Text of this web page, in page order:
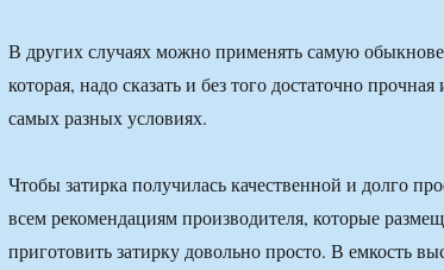
В других случаях можно применять самую
которая, надо сказать и без того достаточно
самых разных условиях.
Чтобы затирка получилась качественной и долго
всем рекомендациям производителя, которые
приготовить затирку довольно просто. В емкость